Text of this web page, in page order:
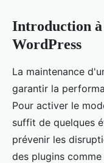
Introduction à
WordPress
La maintenance
garantir la
Pour activer le
suffit de quelques
prévenir les
des plugins